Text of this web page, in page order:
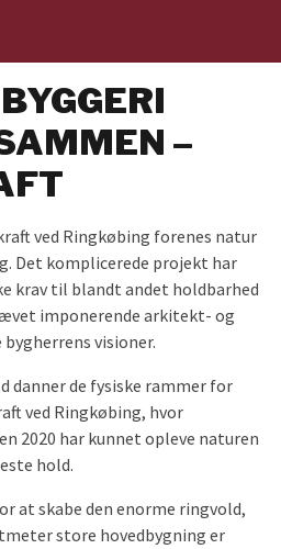
–
ved Ringkøbing forenes natur
Det komplicerede projekt har
krav til blandt andet holdbarhed
imponerende arkitekt- og
visioner.
danner de fysiske rammer for
ved Ringkøbing, hvor
2020 har kunnet opleve naturen
hold.
at skabe den enorme ringvold,
store hovedbygning er